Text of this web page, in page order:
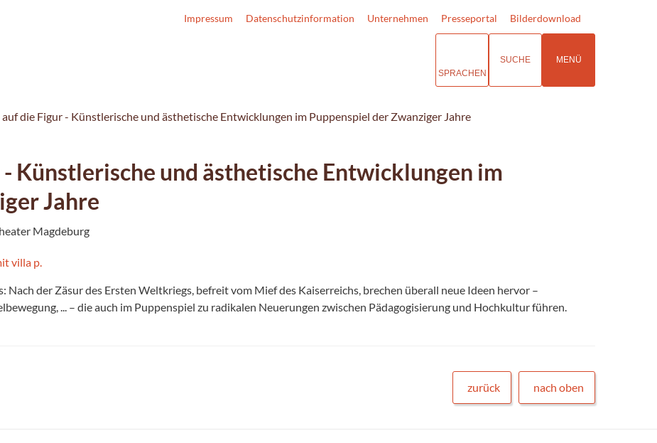
Impressum Datenschutzinformation Unternehmen Presseportal Bilderdownload
SPRACHEN
SUCHE MENÜ
auf die Figur - Künstlerische und ästhetische Entwicklungen im Puppenspiel der Zwanziger Jahre
Künstlerische und ästhetische Entwicklungen im
Jahre
Magdeburg
Nach der Zäsur des Ersten Weltkriegs, befreit vom Mief des Kaiserreichs, brechen überall neue Ideen hervor –
... – die auch im Puppenspiel zu radikalen Neuerungen zwischen Pädagogisierung und Hochkultur führen.
zurück nach oben